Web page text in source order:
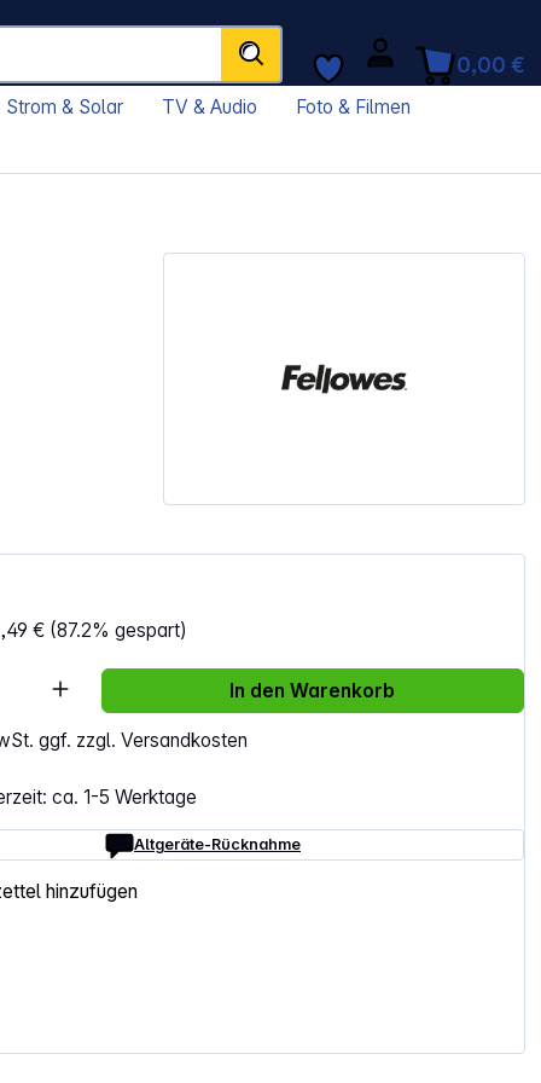
0,00 €
Strom & Solar TV & Audio Foto & Filmen
€ (87.2% gespart)
ggf. zzgl. Versandkosten
ca. 1-5 Werktage
Altgeräte-Rücknahme
Gib den gewünschten Wert ein
In den Warenkorb
hinzufügen